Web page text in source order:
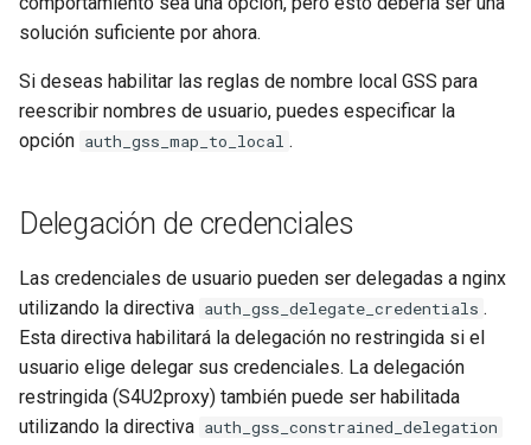
maxminddb
memcached
mlcache
mysql
nettle
newrelic
solución suficiente por ahora.
Si deseas habilitar las reglas de nombre local GSS para
reescribir nombres de usuario, puedes especificar la
opción auth_gss_map_to_local .
Delegación de credenciales
Las credenciales de usuario pueden ser delegadas a nginx
utilizando la directiva auth_gss_delegate_credentials .
Esta directiva habilitará la delegación no restringida si el
usuario elige delegar sus credenciales. La delegación
restringida (S4U2proxy) también puede ser habilitada
utilizando la directiva auth_gss_constrained_delegation